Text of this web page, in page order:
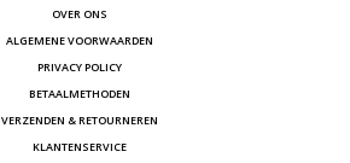
OVER ONS
ALGEMENE VOORWAARDEN
PRIVACY POLICY
BETAALMETHODEN
VERZENDEN & RETOURNEREN
KLANTENSERVICE